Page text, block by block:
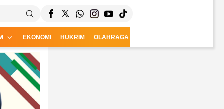
EKONOMI HUKRIM OLAHRAGA